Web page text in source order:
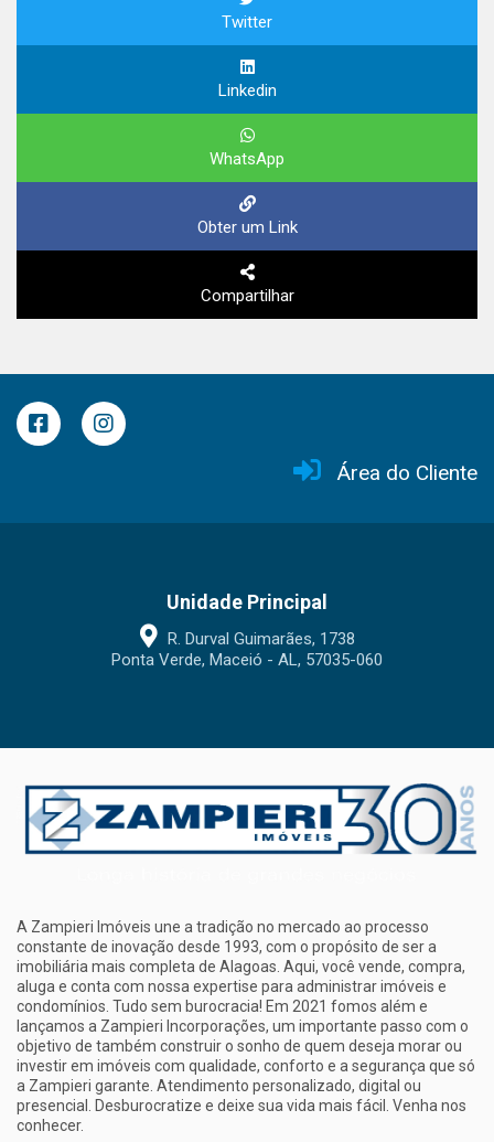
Twitter
Linkedin
WhatsApp
Obter um Link
Compartilhar
Área do Cliente
Unidade Principal
R. Durval Guimarães, 1738
Ponta Verde, Maceió - AL, 57035-060
A Zampieri Imóveis une a tradição no mercado ao processo
constante de inovação desde 1993, com o propósito de ser a
imobiliária mais completa de Alagoas. Aqui, você vende, compra,
aluga e conta com nossa expertise para administrar imóveis e
condomínios. Tudo sem burocracia! Em 2021 fomos além e
lançamos a Zampieri Incorporações, um importante passo com o
objetivo de também construir o sonho de quem deseja morar ou
investir em imóveis com qualidade, conforto e a segurança que só
a Zampieri garante. Atendimento personalizado, digital ou
presencial. Desburocratize e deixe sua vida mais fácil. Venha nos
conhecer.